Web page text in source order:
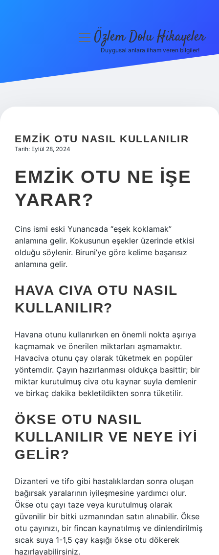
Hakkımızda
menüyüÖzlem Dolu Hikayeler
Duygusal anlara ilham veren bilgiler!
EMZIK OTU NASIL KULLANILIR
Tarih: Eylül 28, 2024
EMZIK OTU NE IŞE
YARAR?
Cins ismi eski Yunancada “eşek koklamak”
anlamına gelir. Kokusunun eşekler üzerinde etkisi
olduğu söylenir. Biruni’ye göre kelime başarısız
anlamına gelir.
HAVA CIVA OTU NASIL
KULLANILIR?
Havana otunu kullanırken en önemli nokta aşırıya
kaçmamak ve önerilen miktarları aşmamaktır.
Havaciva otunu çay olarak tüketmek en popüler
yöntemdir. Çayın hazırlanması oldukça basittir; bir
miktar kurutulmuş civa otu kaynar suyla demlenir
ve birkaç dakika bekletildikten sonra tüketilir.
ÖKSE OTU NASIL
KULLANILIR VE NEYE IYI
GELIR?
Dizanteri ve tifo gibi hastalıklardan sonra oluşan
bağırsak yaralarının iyileşmesine yardımcı olur.
Ökse otu çayı taze veya kurutulmuş olarak
güvenilir bir bitki uzmanından satın alınabilir. Ökse
otu çayınızı, bir fincan kaynatılmış ve dinlendirilmiş
sıcak suya 1-1,5 çay kaşığı ökse otu dökerek
hazırlayabilirsiniz.